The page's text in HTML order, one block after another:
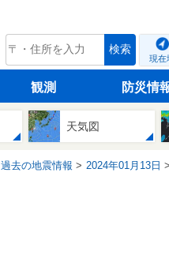
tenki.jp 検索
現在
観測 防災情
天気図
過去の地震情報 2024年01月13日